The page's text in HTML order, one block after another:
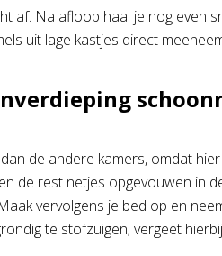
af. Na afloop haal je nog even
uit lage kastjes direct
de andere kamers, omdat
de rest netjes opgevouwen in
vervolgens je bed op en
te stofzuigen; vergeet